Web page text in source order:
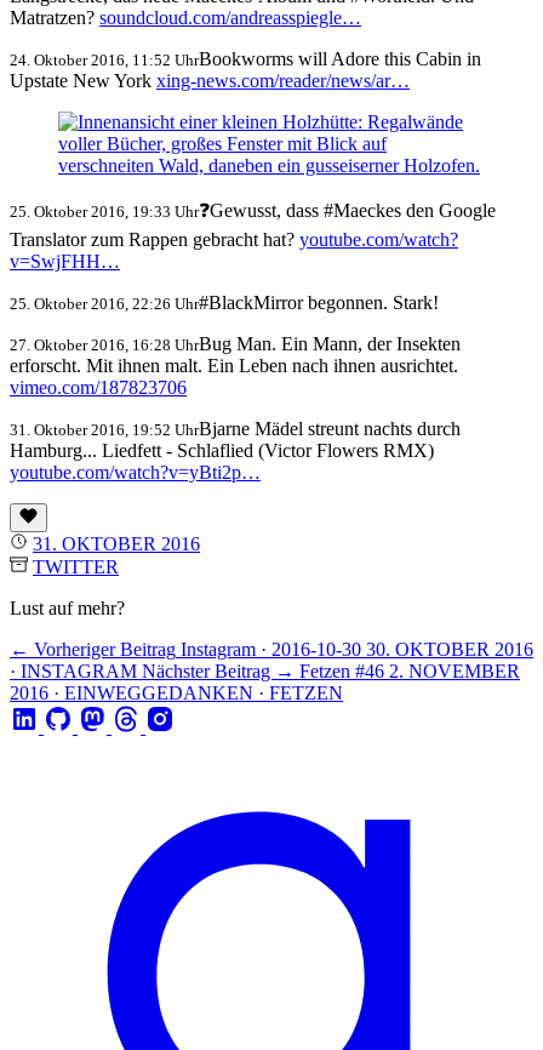
Matratzen? soundcloud.com/andreasspiegle…
24. Oktober 2016, 11:52 UhrBookworms will Adore this Cabin in
Upstate New York xing-news.com/reader/news/ar…
25. Oktober 2016, 19:33 Uhr❓Gewusst, dass #Maeckes den Google
Translator zum Rappen gebracht hat? youtube.com/watch?
v=SwjFHH…
25. Oktober 2016, 22:26 Uhr#BlackMirror begonnen. Stark!
27. Oktober 2016, 16:28 UhrBug Man. Ein Mann, der Insekten
erforscht. Mit ihnen malt. Ein Leben nach ihnen ausrichtet.
vimeo.com/187823706
31. Oktober 2016, 19:52 UhrBjarne Mädel streunt nachts durch
Hamburg... Liedfett - Schlaflied (Victor Flowers RMX)
youtube.com/watch?v=yBti2p…
31. OKTOBER 2016
TWITTER
Lust auf mehr?
← Vorheriger Beitrag Instagram · 2016-10-30 30. OKTOBER 2016
· INSTAGRAM Nächster Beitrag → Fetzen #46 2. NOVEMBER
2016 · EINWEGGEDANKEN · FETZEN